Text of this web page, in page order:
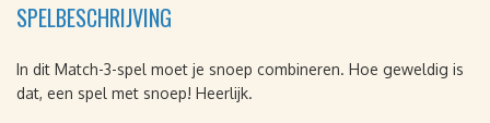
SPELBESCHRIJVING
In dit Match-3-spel moet je snoep combineren. Hoe geweldig is
dat, een spel met snoep! Heerlijk.